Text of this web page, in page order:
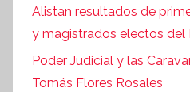
Alistan resultados de
y magistrados electos del
Poder Judicial y las
Tomás Flores Rosales